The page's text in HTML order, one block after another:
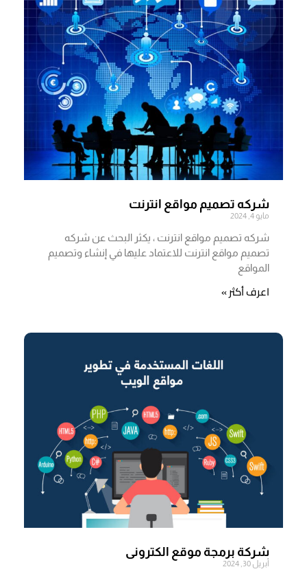
شركه تصميم مواقع انترنت
مايو 4, 2024
شركه تصميم مواقع انترنت ، يكثر البحث عن شركه
تصميم مواقع انترنت للاعتماد عليها في إنشاء وتصميم
المواقع
اعرف أكثر »
شركة برمجة موقع الكترونى
أبريل 30, 2024